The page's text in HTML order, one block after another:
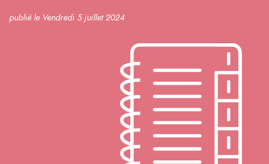
publié le Vendredi 5 juillet 2024